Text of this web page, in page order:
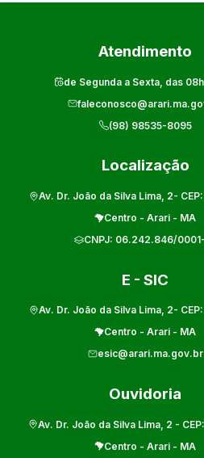
Atendimento
de Segunda a Sexta, das
(98) 98535-8095
Localização
Av. Dr. João da Silva Lima, 2- CEP:
Centro - Arari - MA
CNPJ: 06.242.846/
E - SIC
Av. Dr. João da Silva Lima, 2- CEP:
Centro - Arari - MA
esic@arari.ma.gov.br
Ouvidoria
Av. Dr. João da Silva Lima, 2 - CEP:
Centro - Arari - MA